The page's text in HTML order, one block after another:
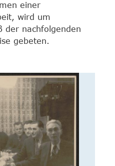
einer
wird um
der nachfolgenden
gebeten.